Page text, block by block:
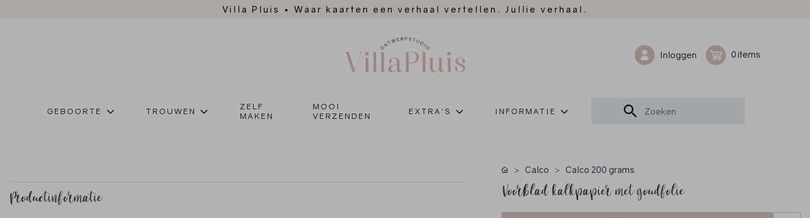
Villa Pluis • Waar kaarten een verhaal vertellen. Jullie verhaal.
Inloggen 0
GEBOORTE TROUWEN
ZELF
MAKEN
MOOI
VERZENDEN
EXTRA'S INFORMATIE
Productinformatie
Calco Calco 200 grams
Voorblad kalkpapier met goudfolie